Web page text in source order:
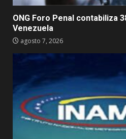
ONG Foro Penal contabiliza
Venezuela
agosto 7, 2026